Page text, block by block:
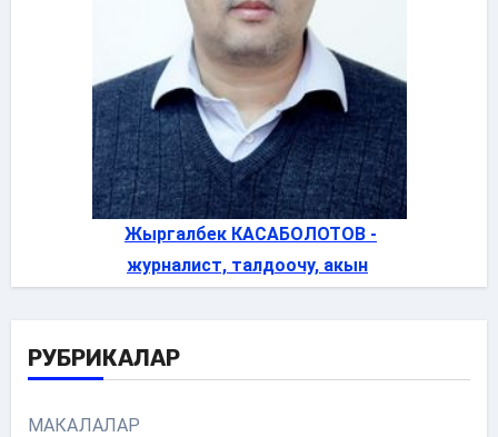
Жыргалбек КАСАБОЛОТОВ -
журналист, талдоочу, акын
РУБРИКАЛАР
МАКАЛАЛАР